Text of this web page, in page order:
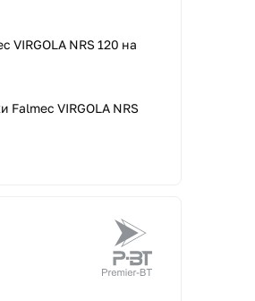
VIRGOLA NRS 120 на
VIRGOLA NRS